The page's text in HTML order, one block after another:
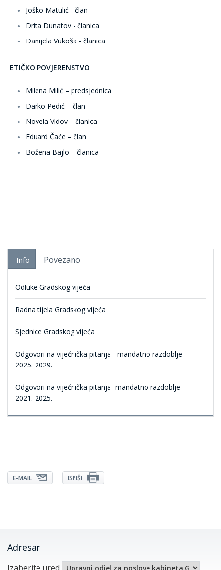
Joško Matulić - član
Drita Dunatov - članica
Danijela Vukoša - članica
ETIČKO POVJERENSTVO
Milena Milić – predsjednica
Darko Pedić – član
Novela Vidov – članica
Eduard Čaće – član
Božena Bajlo – članica
Info Povezano
Odluke Gradskog vijeća
Radna tijela Gradskog vijeća
Sjednice Gradskog vijeća
Odgovori na vijećnička pitanja - mandatno razdoblje
2025.-2029.
Odgovori na vijećnička pitanja- mandatno razdoblje
2021.-2025.
E-MAIL ISPIŠI
Adresar
Izaberite ured